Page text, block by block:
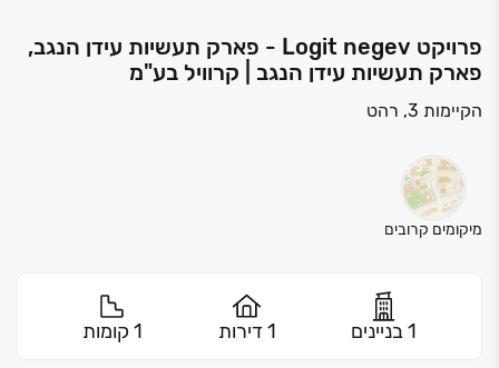
פרויקט Logit negev - פארק תעשיות עידן הנגב,
פארק תעשיות עידן הנגב | קרוויל בע"מ
הקיימות 3, רהט
מיקומים קרובים
1 בניינים 1 דירות 1 קומות